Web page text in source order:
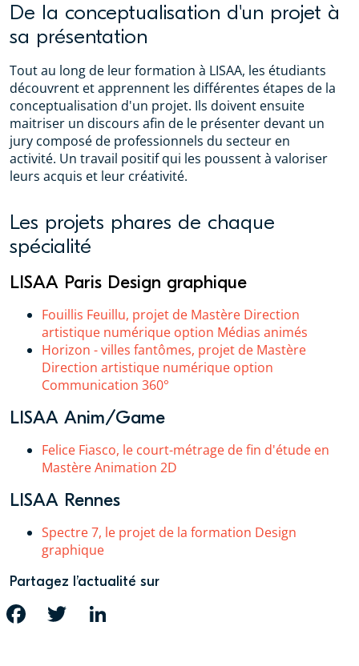
De la conceptualisation d'un projet à
sa présentation
Tout au long de leur formation à LISAA, les étudiants
découvrent et apprennent les différentes étapes de la
conceptualisation d'un projet. Ils doivent ensuite
maitriser un discours afin de le présenter devant un
jury composé de professionnels du secteur en
activité. Un travail positif qui les poussent à valoriser
leurs acquis et leur créativité.
Les projets phares de chaque
spécialité
LISAA Paris Design graphique
Fouillis Feuillu, projet de Mastère Direction
artistique numérique option Médias animés
Horizon - villes fantômes, projet de Mastère
Direction artistique numérique option
Communication 360°
LISAA Anim/Game
Felice Fiasco, le court-métrage de fin d'étude en
Mastère Animation 2D
LISAA Rennes
Spectre 7, le projet de la formation Design
graphique
Partagez l’actualité sur
FACEBOOK TWITTER